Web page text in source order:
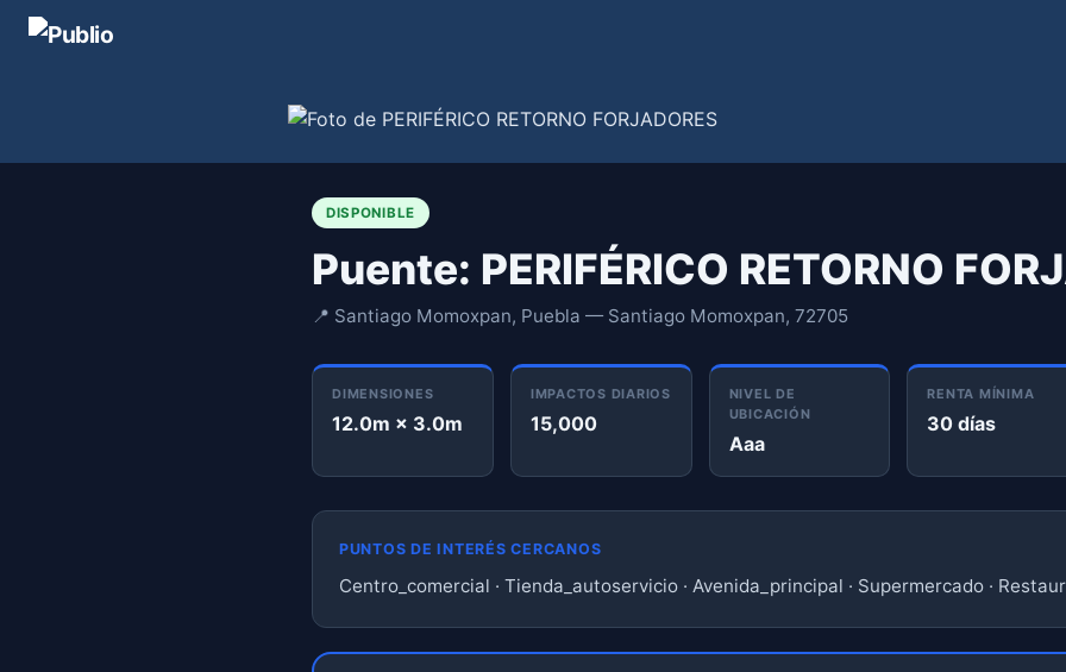
DISPONIBLE
Puente: PERIFÉRICO RETORNO
📍 Santiago Momoxpan, Puebla — Santiago Momoxpan, 72705
DIMENSIONES
12.0m × 3.0m
IMPACTOS DIARIOS
15,000
NIVEL DE
UBICACIÓN
Aaa
RENTA MÍNIMA
30 días
PUNTOS DE INTERÉS CERCANOS
Centro_comercial · Tienda_autoservicio · Avenida_principal · Supermercado ·